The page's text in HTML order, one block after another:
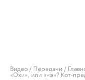
Видео / Передачи /
«Охи», или «нэ»? Кот-